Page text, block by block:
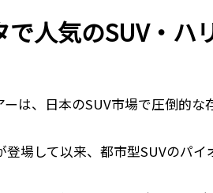
で人気のSUV・ハ
ーは、日本のSUV市場で圧倒的な
登場して以来、都市型SUVのパ